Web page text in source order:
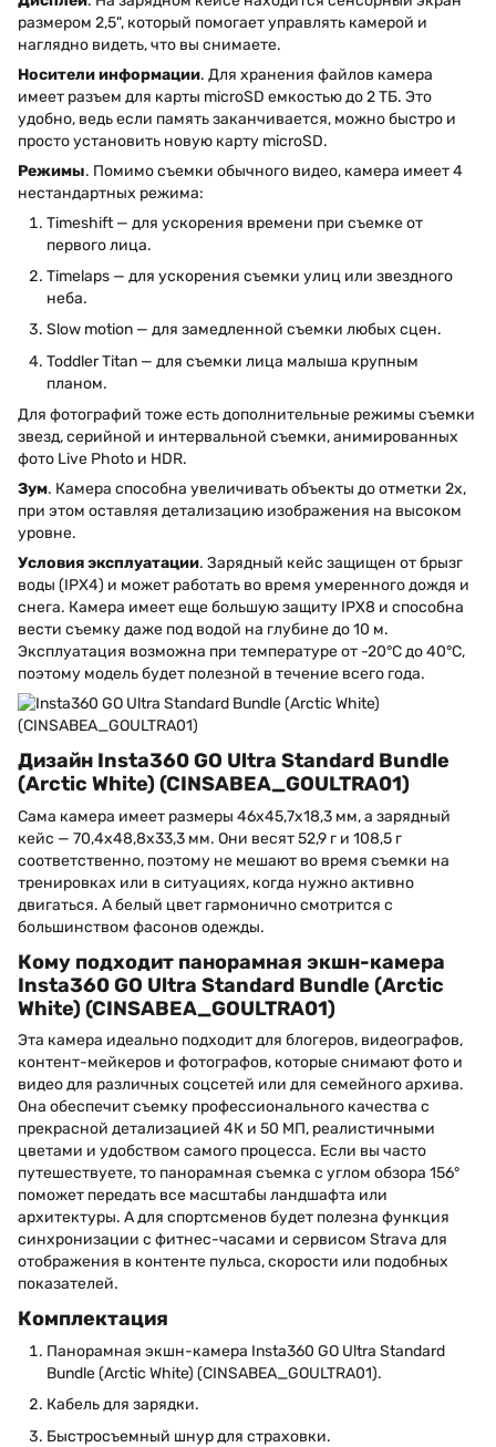
размером 2,5", который помогает управлять камерой и
наглядно видеть, что вы снимаете.
Носители информации. Для хранения файлов камера
имеет разъем для карты microSD емкостью до 2 ТБ. Это
удобно, ведь если память заканчивается, можно быстро и
просто установить новую карту microSD.
Режимы. Помимо съемки обычного видео, камера имеет 4
нестандартных режима:
Timeshift — для ускорения времени при съемке от
первого лица.
Timelaps — для ускорения съемки улиц или звездного
неба.
Slow motion — для замедленной съемки любых сцен.
Toddler Titan — для съемки лица малыша крупным
планом.
Для фотографий тоже есть дополнительные режимы съемки
звезд, серийной и интервальной съемки, анимированных
фото Live Photo и HDR.
Зум. Камера способна увеличивать объекты до отметки 2х,
при этом оставляя детализацию изображения на высоком
уровне.
Условия эксплуатации. Зарядный кейс защищен от брызг
воды (IPX4) и может работать во время умеренного дождя и
снега. Камера имеет еще большую защиту IPX8 и способна
вести съемку даже под водой на глубине до 10 м.
Эксплуатация возможна при температуре от -20°C до 40°C,
поэтому модель будет полезной в течение всего года.
Дизайн Insta360 GO Ultra Standard Bundle
(Arctic White) (CINSABEA_GOULTRA01)
Сама камера имеет размеры 46x45,7x18,3 мм, а зарядный
кейс — 70,4x48,8x33,3 мм. Они весят 52,9 г и 108,5 г
соответственно, поэтому не мешают во время съемки на
тренировках или в ситуациях, когда нужно активно
двигаться. А белый цвет гармонично смотрится с
большинством фасонов одежды.
Кому подходит панорамная экшн-камера
Insta360 GO Ultra Standard Bundle (Arctic
White) (CINSABEA_GOULTRA01)
Эта камера идеально подходит для блогеров, видеографов,
контент-мейкеров и фотографов, которые снимают фото и
видео для различных соцсетей или для семейного архива.
Она обеспечит съемку профессионального качества с
прекрасной детализацией 4К и 50 МП, реалистичными
цветами и удобством самого процесса. Если вы часто
путешествуете, то панорамная съемка с углом обзора 156°
поможет передать все масштабы ландшафта или
архитектуры. А для спортсменов будет полезна функция
синхронизации с фитнес-часами и сервисом Strava для
отображения в контенте пульса, скорости или подобных
показателей.
Комплектация
Панорамная экшн-камера Insta360 GO Ultra Standard
Bundle (Arctic White) (CINSABEA_GOULTRA01).
Кабель для зарядки.
Быстросъемный шнур для страховки.